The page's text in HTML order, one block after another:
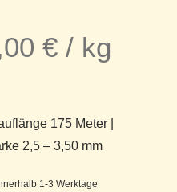
€ / kg
175 Meter |
2,5 – 3,50 mm
1-3 Werktage